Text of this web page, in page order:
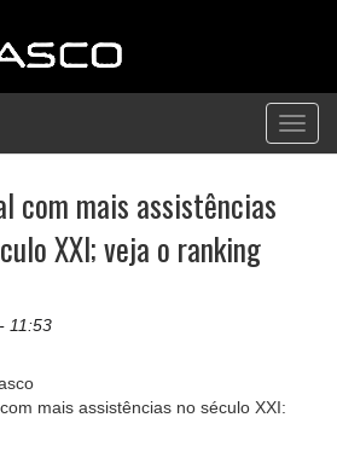
com mais assistências
XXI; veja o ranking
11:53
mais assistências no século XXI: